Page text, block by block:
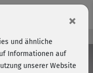
×
und ähnliche
Informationen auf
unserer Website